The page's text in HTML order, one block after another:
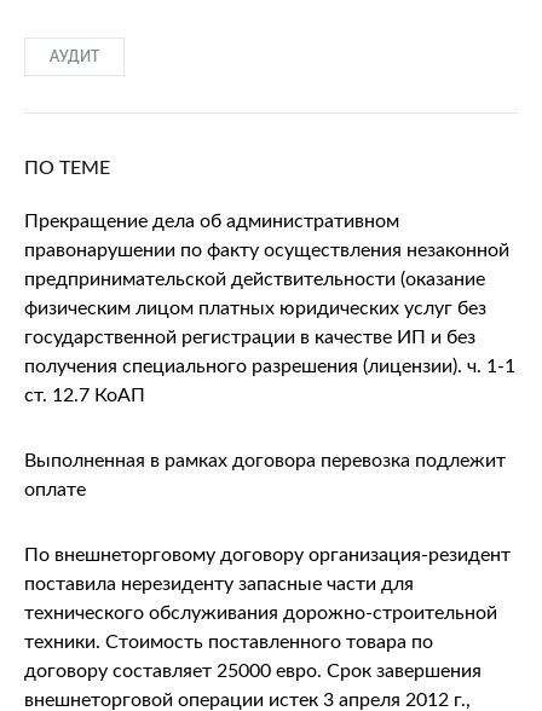
АУДИТ
ПО ТЕМЕ
Прекращение дела об административном
правонарушении по факту осуществления незаконной
предпринимательской действительности (оказание
физическим лицом платных юридических услуг без
государственной регистрации в качестве ИП и без
получения специального разрешения (лицензии). ч. 1-1
ст. 12.7 КоАП
Выполненная в рамках договора перевозка подлежит
оплате
По внешнеторговому договору организация-резидент
поставила нерезиденту запасные части для
технического обслуживания дорожно-строительной
техники. Стоимость поставленного товара по
договору составляет 25000 евро. Срок завершения
внешнеторговой операции истек 3 апреля 2012 г.,